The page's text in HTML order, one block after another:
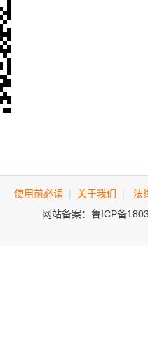
使用前必读 | 关于我们 |
法
网站备案：鲁ICP备